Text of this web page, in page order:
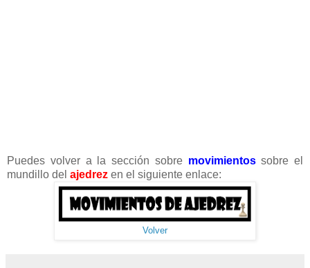
Puedes volver a la sección sobre movimientossobre el
mundillo del ajedrez en el siguiente enlace:
Volver